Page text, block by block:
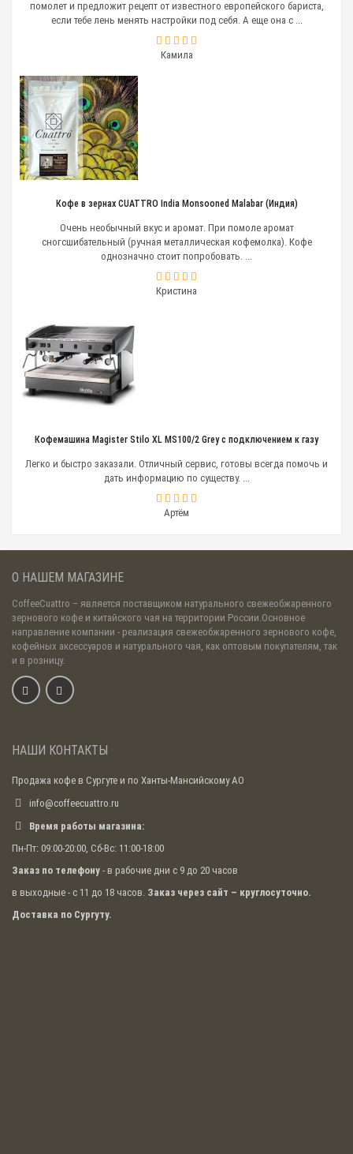
Хороший капучино никогда не получится без
молочной пенки. Имея в баре или кафе взбиватель
молока бариста в считанные минуты сможет взбить
поверхности жидкости необходимую молочную
пенку.
Традиционно такие аксессуары для кофемашин
используют двух видов: паровые капучинаторы или
вспениватели молока без пара. В первом случае
необходимо постоянно контролировать процесс
взбивания, регулировать подачу пара, но пенка с
Электрический вспениватель, работающий без пара,
посредством подогрева жидкости и быстрого
взбивания венчиком, позволяет в течение
нескольких секунд получить прекрасную пенку,
которую даже специалисты считают
безукоризненной.
Этот аксессуар для кофемашины незаменим в тех
заведениях, где посетителям предлагают кофейные
напитки и коктейли на молочной основе (капучино,
латте). Устройство представляет собой небольшой
холодильник для хранения молока. Компактное
оборудование подходит для бутылок емкостью 0,5 и
кафе, ресторанах. Главное, подобрать емкость
устройства, соответствующую потребностям
заведения в молоке.
Еще один аксессуар для кофемашины, сохраняющий
для молока. Емкости обычно изготавливают из
Термос-контейнер соединяется с капучинатором или
взбивателем с помощью трубок, что обеспечивает
бесперебойное поступление продукта для
получения пенки.
специальных трубок. Обычно соединительные
охлаждающих устройств, но имеют способность
отдельно приобрести набор трубок для различных
моделей кофемашин и не зависеть от
Аксессуары для охлаждения, хранения и
вспенивания молока, работающие с различными
марками кофемашин, позволят быстро
качества с шикарной пенкой.
помолет и предложит рецепт от известного европейского бариста,
если тебе лень менять настройки под себя. А еще она с ...
Камила
Кофе в зернах CUATTRO India Monsooned Malabar (Индия)
Очень необычный вкус и аромат. При помоле аромат
сногсшибательный (ручная металлическая кофемолка). Кофе
однозначно стоит попробовать. ...
Кристина
Кофемашина Magister Stilo XL MS100/2 Grey с подключением к газу
Легко и быстро заказали. Отличный сервис, готовы всегда помочь и
дать информацию по существу. ...
Артём
О НАШЕМ МАГАЗИНЕ
CoffeeCuattro – является поставщиком натурального свежеобжаренного
зернового кофе и китайского чая на территории России.Основное
направление компании - реализация свежеобжаренного зернового кофе,
кофейных аксессуаров и натурального чая, как оптовым покупателям, так
и в розницу.
НАШИ КОНТАКТЫ
Продажа кофе в Сургуте и по Ханты-Мансийскому АО
info@coffeecuattro.ru
Время работы магазина:
Пн-Пт: 09:00-20:00, Сб-Вс: 11:00-18:00
Заказ по телефону - в рабочие дни с 9 до 20 часов
в выходные - с 11 до 18 часов. Заказ через сайт – круглосуточно.
Доставка по Сургуту.